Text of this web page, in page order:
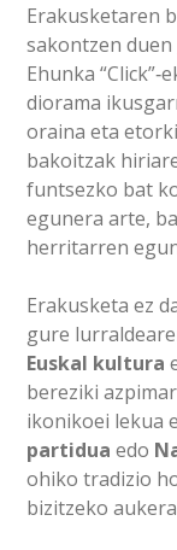
Erakusketaren
sakontzen
Ehunka
diorama
oraina eta
bakoitzak
funtsezko bat
egunera arte,
herritarren
Erakusketa ez
gure
Euskal kultura
bereziki
ikonikoei lekua
partidua edo
ohiko tradizio
bizitzeko